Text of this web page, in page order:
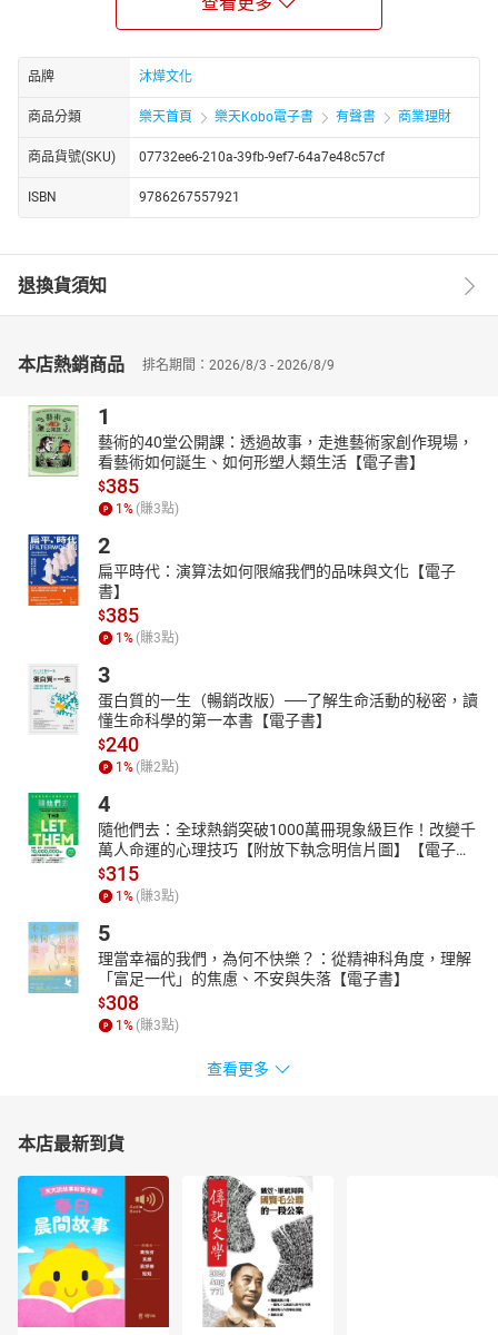
粒子的奇妙特性，並探索量子糾纏、量子穿隧效應等現象。作者以
生動的敘述和實驗範例，讓量子力學對一般人而言不再遙不可及。
【從基礎到複雜，循序漸進地理解量子力學】
書中的內容精心編排，循序漸進地引導讀者從基本概念開始，逐步
深入到更複雜的理論。每個章節都在趣味和知識之間取得平衡，以
者的理解。本書提供了多個簡單但深具意義的實驗範例，讓讀者親
自體驗量子現象的奇妙。在這趟科普物理知識的學習過程中，讀者
不僅能夠理解量子科學的重要理論，更有培養出探究精神和批判性
【量子力學的日常應用與影響】
在本書的中後部分，作者將進一步探索量子力學的奧妙，進而理解
中詳細介紹了量子態和疊加態的概念，並深入探討「薛丁格的貓」
們對宇宙和物質基本性的看法。藉由生動有趣的案例，我們可以看
見量子力學在現今通訊保密中的重要性，這有助於讀者理解量子技
術如何具體應用於現代生活。
【展望未來，量子技術的無限潛力】
最後，本書將展望未來的量子科技，探索量子力學可能帶來的無限
潛力。書中引用多個當前最前端的研究案例，如量子計算、量子網
路以及量子模擬，讓讀者一瞥未來科技的輪廓。這些技術有望解決
許多當前計算和通訊所面臨的瓶頸問題，提供更強大的計算能力和
更高效率的資料傳輸方式。此外，本書將會介紹量子科學家的故
事，藉此啟發讀者未來可能致力於物理理論的研究領域，成為改變
本書特色：本書深入淺出地介紹了量子物理的起源、發展與現代應
用。作者從量子物理的起源談起，內容涵蓋了量子物理的發展、技
術以及知名科學家，最後展望未來量子科技的應用與發展前景。本
書提供氫原子中電子運動的詳細解析，讓讀者能夠更深入的理解量
的必讀之作。
品牌 沐燁文化
商品分類 樂天首頁 樂天Kobo電子書 有聲書 商業理財
商品貨號(SKU) 07732ee6-210a-39fb-9ef7-64a7e48c57cf
ISBN 9786267557921
退換貨須知
本店熱銷商品 排名期間：2026/8/3 - 2026/8/9
1
藝術的40堂公開課：透過故事，走進藝術家創作現場，
看藝術如何誕生、如何形塑人類生活【電子書】
$385
1 % (賺3點)
2
扁平時代：演算法如何限縮我們的品味與文化【電子
書】
$385
1 % (賺3點)
3
蛋白質的一生（暢銷改版）──了解生命活動的秘密，讀
懂生命科學的第一本書【電子書】
$240
1 % (賺2點)
4
隨他們去：全球熱銷突破1000萬冊現象級巨作！改變千
萬人命運的心理技巧【附放下執念明信片圖】【電子
書】
$315
1 % (賺3點)
5
理當幸福的我們，為何不快樂？：從精神科角度，理解
「富足一代」的焦慮、不安與失落【電子書】
$308
1 % (賺3點)
查看更多
本店最新到貨